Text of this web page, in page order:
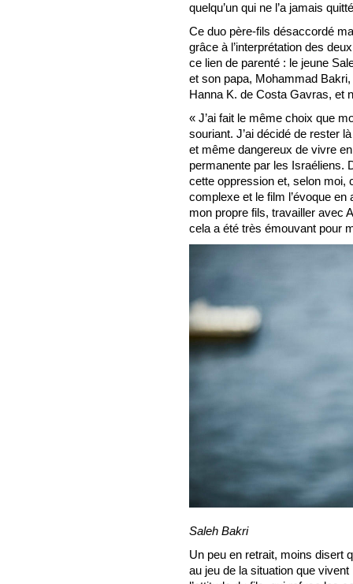
quelqu’un qui ne l’a jamais
Ce duo père-fils désaccordé
grâce à l’interprétation des
ce lien de parenté : le jeune
et son papa, Mohammad
Hanna K. de Costa Gavras, et
« J’ai fait le même choix que
souriant. J’ai décidé de rester
et même dangereux de vivre
permanente par les Israéliens.
cette oppression et, selon moi,
complexe et le film l’évoque
mon propre fils, travailler avec
cela a été très émouvant pour
Saleh Bakri
Un peu en retrait, moins disert
au jeu de la situation que